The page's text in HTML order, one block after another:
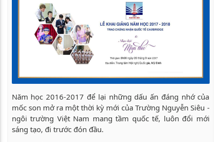
Năm học 2016-2017 để lại những dấu ấn đáng nhớ của
mốc son mở ra một thời kỳ mới của Trường Nguyễn Siêu -
ngôi trường Việt Nam mang tầm quốc tế, luôn đổi mới
sáng tạo, đi trước đón đầu.